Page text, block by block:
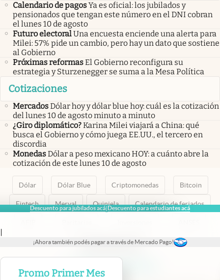
Descuento para jubilados acá|Descuento para estudiantes acá
|
¡Ahora también podés pagar a través de Mercado Pago!
Promo Primer Mes
Calendario de pagosYa es oficial: los jubilados y
pensionados que tengan este número en el DNI cobran
el lunes 10 de agosto
Futuro electoralUna encuesta enciende una alerta para
Milei: 57% pide un cambio, pero hay un dato que sostiene
al Gobierno
Próximas reformasEl Gobierno reconfigura su
estrategia y Sturzenegger se suma a la Mesa Política
Cotizaciones
MercadosDólar hoy y dólar blue hoy: cuál es la cotización
del lunes 10 de agosto minuto a minuto
¿Giro diplomático?Karina Milei viajará a China: qué
busca el Gobierno y cómo juega EE.UU., el tercero en
discordia
MonedasDólar a peso mexicano HOY: a cuánto abre la
cotización de este lunes 10 de agosto
Dólar Dólar Blue Criptomonedas Bitcoin
Fintech Merval Quiniela Calendario de feriados
abre en nueva pestaña
abre en nueva pestaña
abre en nueva pestaña
abre en nueva pestaña
abre en nueva pestaña